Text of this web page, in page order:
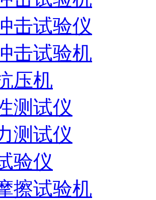
击试验仪
击试验机
压机
测试仪
测试仪
验仪
擦试验机